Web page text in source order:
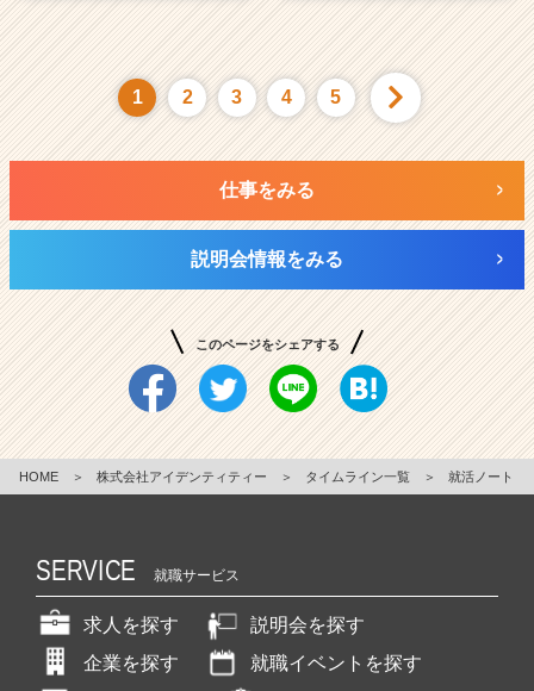
1 2 3 4 5
仕事をみる
説明会情報をみる
このページをシェアする
HOME ＞ 株式会社アイデンティティー ＞ タイムライン一覧 ＞ 就活ノート
SERVICE 就職サービス
求人を探す
説明会を探す
企業を探す
就職イベントを探す